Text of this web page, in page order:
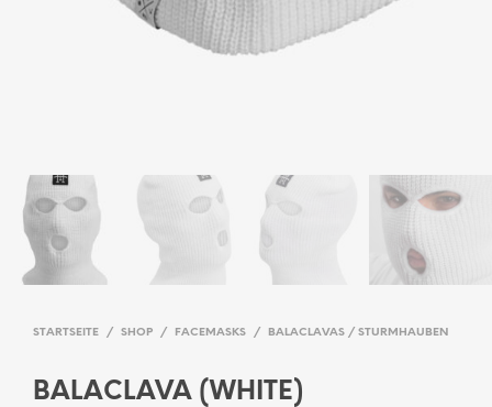
STARTSEITE / SHOP / FACEMASKS / BALACLAVAS / STURMHAUBEN
BALACLAVA (WHITE)